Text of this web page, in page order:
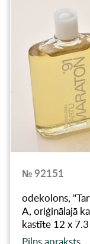
№ 92151
odekolons,
A, oriģinālajā
kastīte 12 x